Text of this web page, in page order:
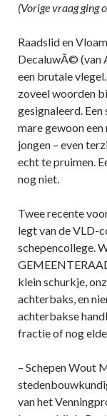
(Vorige vraag ging
Raadslid en
DecaluwÃ© (van
een brutale
zoveel woorden
gesignaleerd.
mare gewoon
jongen – even
echt te pruimen.
nog niet.
Twee recente
legt van de VLD-
schepencollege.
klein schurkje,
achterbaks, en
achterbakse
fractie of nog
– Schepen Wout
van het